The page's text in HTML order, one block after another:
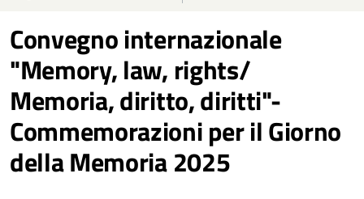
Condividi
sui social
network
Condividi
su
Facebook
Condividi
su
Twitter
Condividi
su
Facebook
Condividi
su
Convegno internazionale
"Memory, law, rights/
Memoria, diritto, diritti"-
Commemorazioni per il Giorno
della Memoria 2025